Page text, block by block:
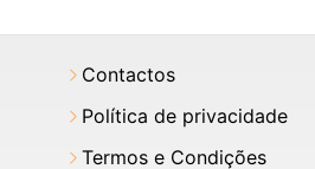
Contactos
Política de privacidade
Termos e Condições